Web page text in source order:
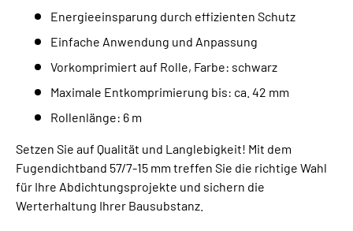
Energieeinsparung durch effizienten Schutz
Einfache Anwendung und Anpassung
Vorkomprimiert auf Rolle, Farbe: schwarz
Maximale Entkomprimierung bis: ca. 42 mm
Rollenlänge: 6 m
Setzen Sie auf Qualität und Langlebigkeit! Mit dem
Fugendichtband 57/7-15 mm treffen Sie die richtige Wahl
für Ihre Abdichtungsprojekte und sichern die
Werterhaltung Ihrer Bausubstanz.